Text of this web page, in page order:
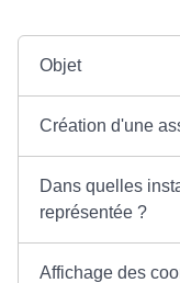
Objet
Création d'une
Dans quelles
représentée ?
Affichage des